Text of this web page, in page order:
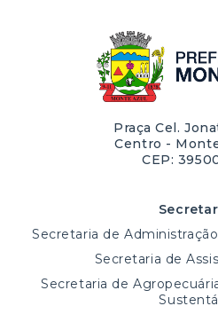
Praça Cel.
Centro -
CEP:
Secretaria de
Secretaria de
Secretaria de